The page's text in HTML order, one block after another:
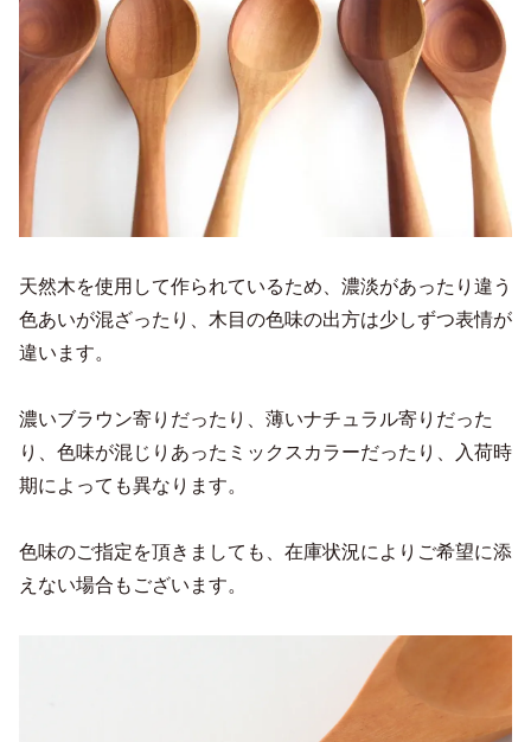
天然木を使用して作られているため、濃淡があったり違う
色あいが混ざったり、木目の色味の出方は少しずつ表情が
違います。
濃いブラウン寄りだったり、薄いナチュラル寄りだった
り、色味が混じりあったミックスカラーだったり、入荷時
期によっても異なります。
色味のご指定を頂きましても、在庫状況によりご希望に添
えない場合もございます。